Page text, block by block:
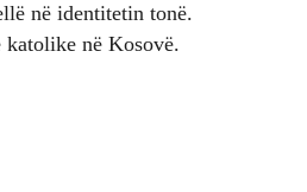
në identitetin tonë.
katolike në Kosovë.